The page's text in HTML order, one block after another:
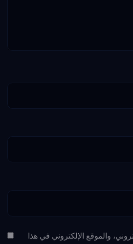
والموقع الإلكتروني في هذا